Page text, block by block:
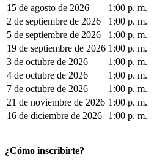
15 de agosto de 2026
1:00 p. m.
2 de septiembre de 2026
1:00 p. m.
5 de septiembre de 2026
1:00 p. m.
19 de septiembre de 2026 1:00 p. m.
3 de octubre de 2026
1:00 p. m.
4 de octubre de 2026
1:00 p. m.
7 de octubre de 2026
1:00 p. m.
21 de noviembre de 2026 1:00 p. m.
16 de diciembre de 2026
1:00 p. m.
¿Cómo inscribirte?